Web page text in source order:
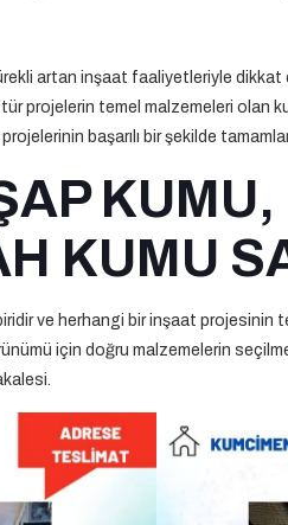
artan inşaat faaliyetleriyle dikkat
projelerin temel malzemeleri olan
başarılı bir şekilde
KUMU
ve herhangi bir inşaat projesinin
için doğru malzemelerin